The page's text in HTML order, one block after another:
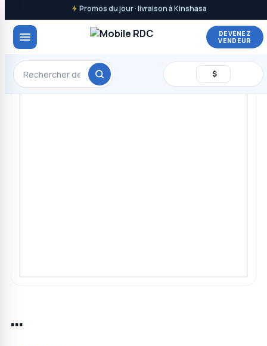
Promos du jour · livraison à Kinshasa
DEVENEZ
VENDEUR
$
…